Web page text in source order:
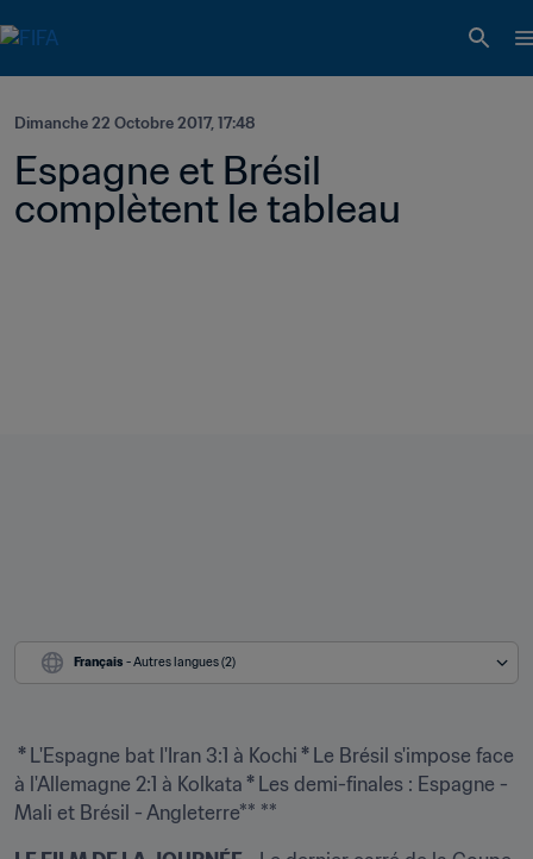
Dimanche 22 Octobre 2017, 17:48
Espagne et Brésil
complètent le tableau
Français - Autres langues (2)
* L'Espagne bat l'Iran 3:1 à Kochi * Le Brésil s'impose face
à l'Allemagne 2:1 à Kolkata * Les demi-finales : Espagne -
Mali et Brésil - Angleterre** **